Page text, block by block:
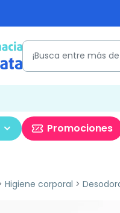
Promociones
Higiene corporal